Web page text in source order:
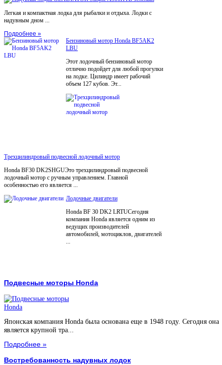
Легкая и компактная лодка для рыбалки и отдыха. Лодки с
надувным дном ...
Подробнее »
Бензиновый мотор Honda BF5AK2
LBU
Этот лодочный бензиновый мотор
отлично подойдет для любой прогулки
на лодке. Цилиндр имеет рабочий
объем 127 кубов. Эт...
Трехцилиндровый подвесной лодочный мотор
Honda BF30 DK2SHGUЭто трехцилиндровый подвесной
лодочный мотор с ручным управлением. Главной
особенностью его является ...
Лодочные двигатели
Honda BF 30 DK2 LRTUСегодня
компания Honda является одним из
ведущих производителей
автомобилей, мотоциклов, двигателей
...
Подвесные моторы Honda
Японская компания Honda была основана еще в 1948 году. Сегодня она
является крупной тра...
Подробнее »
Востребованность надувных лодок